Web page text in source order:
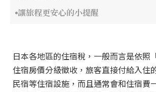
讓旅程更安心的小提醒
日本各地區的住宿稅，一般而言是依照
住宿房價分級徵收，旅客直接付給入住
民宿等住宿設施，而且通常會和住宿費